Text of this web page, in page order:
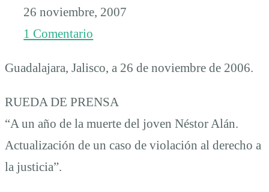
26 noviembre, 2007
1 Comentario
Guadalajara, Jalisco, a 26 de noviembre de 2006.
RUEDA DE PRENSA
“A un año de la muerte del joven Néstor Alán.
Actualización de un caso de violación al derecho a
la justicia”.